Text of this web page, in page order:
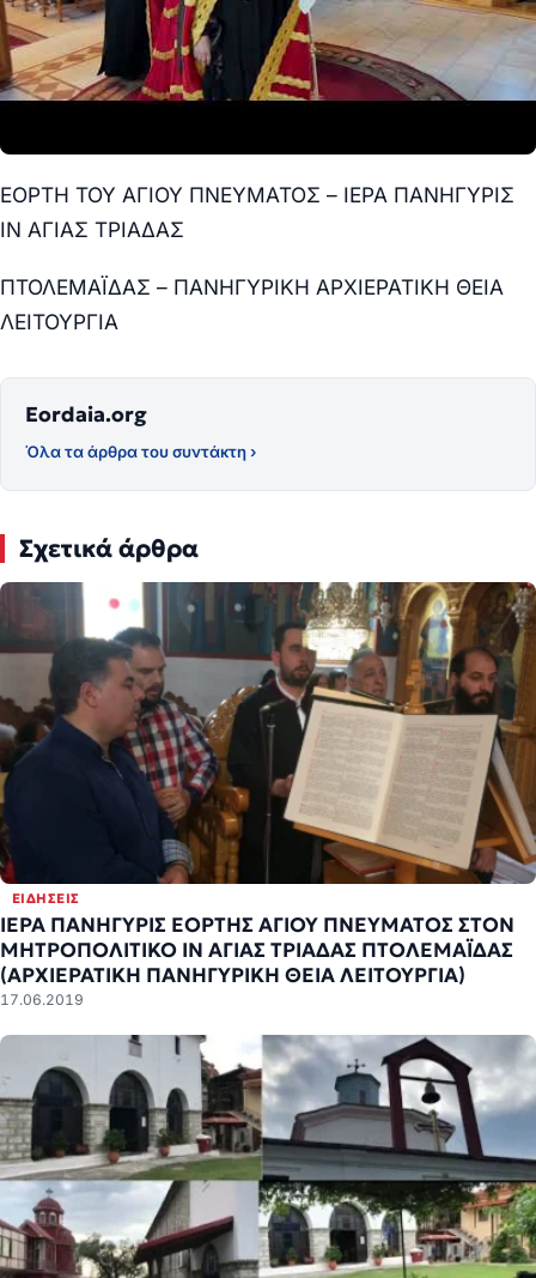
ΕΟΡΤΗ ΤΟΥ ΑΓΙΟΥ ΠΝΕΥΜΑΤΟΣ – ΙΕΡΑ ΠΑΝΗΓΥΡΙΣ
ΙΝ ΑΓΙΑΣ ΤΡΙΑΔΑΣ
ΠΤΟΛΕΜΑΪΔΑΣ – ΠΑΝΗΓΥΡΙΚΗ ΑΡΧΙΕΡΑΤΙΚΗ ΘΕΙΑ
ΛΕΙΤΟΥΡΓΙΑ
Eordaia.org
Όλα τα άρθρα του συντάκτη ›
Σχετικά άρθρα
ΕΙΔΉΣΕΙΣ
ΙΕΡΑ ΠΑΝΗΓΥΡΙΣ ΕΟΡΤΗΣ ΑΓΙΟΥ ΠΝΕΥΜΑΤΟΣ ΣΤΟΝ
ΜΗΤΡΟΠΟΛΙΤΙΚΟ ΙΝ ΑΓΙΑΣ ΤΡΙΑΔΑΣ ΠΤΟΛΕΜΑΪΔΑΣ
(ΑΡΧΙΕΡΑΤΙΚΗ ΠΑΝΗΓΥΡΙΚΗ ΘΕΙΑ ΛΕΙΤΟΥΡΓΙΑ)
17.06.2019